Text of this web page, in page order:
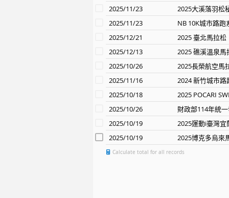
2025/11/23
2025大溪落羽松
2025/11/23
NB 10K城市路跑
2025/12/21
2025 臺北馬拉松
2025/12/13
2025 礁溪溫泉馬
2025/10/26
2025長榮航空馬
2025/11/16
2024 新竹城市路
2025/10/18
2025 POCARI
2025/10/26
財政部114年統
2025/10/19
2025運動i臺灣
2025/10/19
2025博克多烏來
Calculate total for all records